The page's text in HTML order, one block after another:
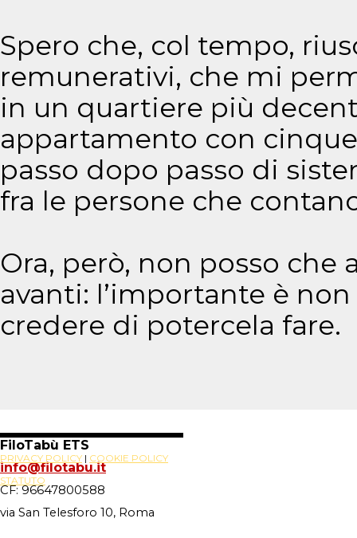
Spero che, col tempo,
remunerativi, che mi
in un quartiere più
appartamento con
passo dopo passo di
fra le persone che
Ora, però, non posso
avanti: l’importante è
credere di potercela fare.
PRIVACY POLICY | COOKIE POLICY
STATUTO
FiloTabù ETS
info@filotabu.it
CF: 96647800588
via San Telesforo 10, Roma